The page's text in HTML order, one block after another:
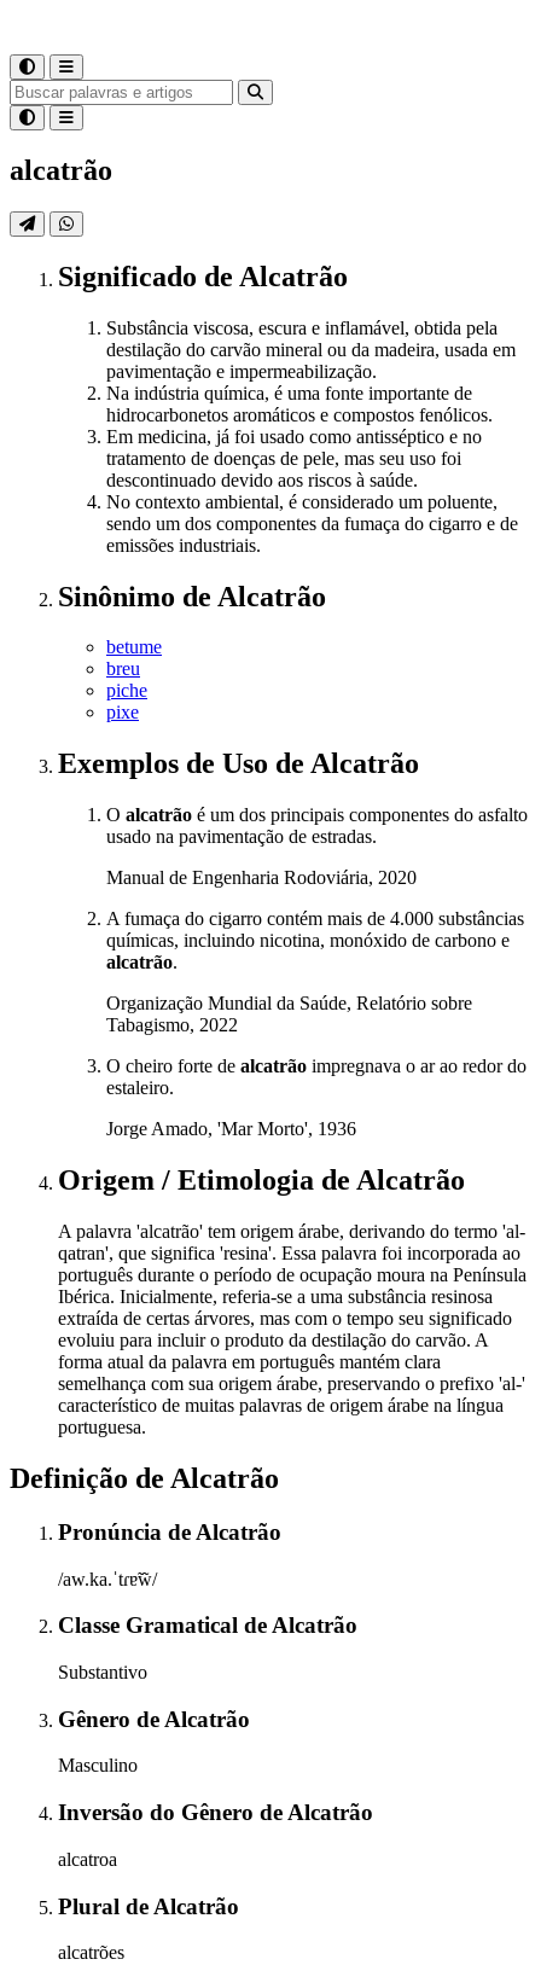
alcatrão
Significado de Alcatrão
Substância viscosa, escura e inflamável, obtida pela
destilação do carvão mineral ou da madeira, usada em
pavimentação e impermeabilização.
Na indústria química, é uma fonte importante de
hidrocarbonetos aromáticos e compostos fenólicos.
Em medicina, já foi usado como antisséptico e no
tratamento de doenças de pele, mas seu uso foi
descontinuado devido aos riscos à saúde.
No contexto ambiental, é considerado um poluente,
sendo um dos componentes da fumaça do cigarro e de
emissões industriais.
Sinônimo de Alcatrão
betume
breu
piche
pixe
Exemplos de Uso de Alcatrão
O alcatrão é um dos principais componentes do asfalto
usado na pavimentação de estradas.
Manual de Engenharia Rodoviária, 2020
A fumaça do cigarro contém mais de 4.000 substâncias
químicas, incluindo nicotina, monóxido de carbono e
alcatrão.
Organização Mundial da Saúde, Relatório sobre
Tabagismo, 2022
O cheiro forte de alcatrão impregnava o ar ao redor do
estaleiro.
Jorge Amado, 'Mar Morto', 1936
Origem / Etimologia de Alcatrão
A palavra 'alcatrão' tem origem árabe, derivando do termo 'al-
qatran', que significa 'resina'. Essa palavra foi incorporada ao
português durante o período de ocupação moura na Península
Ibérica. Inicialmente, referia-se a uma substância resinosa
extraída de certas árvores, mas com o tempo seu significado
evoluiu para incluir o produto da destilação do carvão. A
forma atual da palavra em português mantém clara
semelhança com sua origem árabe, preservando o prefixo 'al-'
característico de muitas palavras de origem árabe na língua
portuguesa.
Definição de Alcatrão
Pronúncia de Alcatrão
/aw.ka.ˈtɾɐ̃w̃/
Classe Gramatical deAlcatrão
Substantivo
Gênero de Alcatrão
Masculino
Inversão do Gênero de Alcatrão
alcatroa
Plural de Alcatrão
alcatrões